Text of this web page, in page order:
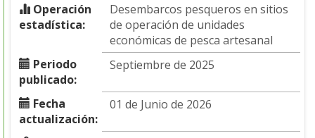
Operación
estadística:
Desembarcos pesqueros en sitios
de operación de unidades
económicas de pesca artesanal
Periodo
publicado:
Septiembre de 2025
Fecha
actualización:
01 de Junio de 2026